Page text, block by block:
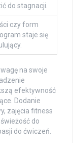
do stagnacji.
czy form
staje się
na swoje
efektywność
Dodanie
zajęcia fitness
do
do ćwiczeń.